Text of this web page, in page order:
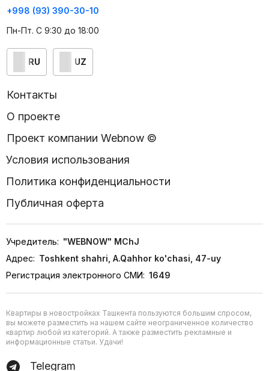
+998 (93) 390-30-10
Пн-Пт. С 9:30 до 18:00
RU UZ
Контакты
О проекте
Проект компании Webnow ©
Условия использования
Политика конфиденциальности
Публичная оферта
Учредитель: "WEBNOW" MChJ
Адрес: Toshkent shahri, A.Qahhor ko'chasi, 47-uy
Регистрация электронного СМИ: 1649
Квартиры в новостройках Ташкента пользуются большим спросом,
вы можете разместить на нашем сайте неограниченное количество
квартир любой из категорий. А также разместить рекламные и
информационные статьи. Удачи!
Telegram